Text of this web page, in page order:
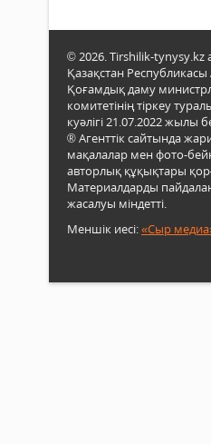
© 2026. Tirshilik-tynysy.kz
Қазақстан
Қоғамдық даму
комитетінің тіркеу
куәлігі 21.07.2022 жылы
® Агенттік сайтында
мақалалар мен фото-
авторлық құқықтары
Материалдарды
жасалуы міндетті.
Меншік иесі:«Сыр